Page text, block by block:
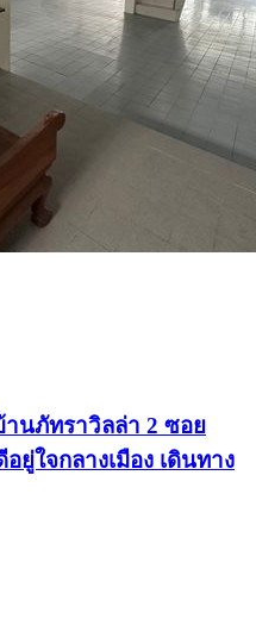
นภัทราวิลล่า 2 ซอย
ยู่ใจกลางเมือง เดินทาง